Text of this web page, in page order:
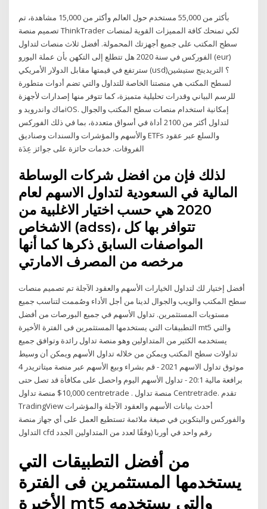
بأكثر من 55,000 مستخدم حول العالم وأكثر من 15,000 مشاهدة، تم
تصميم منصة ThinkTrader لكي تمنحك كافة المميزات القوية لمنصات
سطح المكتب على جميع أجهزتك المحمولة. أفضل ثلاث منصات لتداول
الفوركس في سنة 2020 هل تتطلع إلى التكهن بأن عملة اليورو (eur)
سترتفع في قيمتها مقابل الدولار الأمريكي (usd)؟ التريدينج ستيشين
لسطح المكتب هي منصتنا الخاصة للتداول والتي تضم أدوات متطورة
للرسم البياني وقدرات تحليلية متميزة، كما تتوفر منها إصدارات لأجهزة
ماك واندرويد وiOS. إمكانية استخدام منصات سطح المكتب والجوال
لتداول أكثر من 2100 أداة في أسواق متعددة، بما في ذلك الفوركس
والأسهم والمؤشرات والسندات وصناديق ETFs والسلع عبر عقود
الفروقات. خدمات حائزة على جوائز عِدَة
لذلك فإن من افضل شركات الوساطة
المالية في السعودية لتداول الاسهم لعام
2020 هي حسب اختيار الاغلبية من
الاشخاص (adss)، تتوافر بها كل
المواصفات السابق ذكرها كما أنها
مرخصه من المصرف الامارتي
أفضل إختيار لك لتداول الخيارات الأسهم والعقود الآجلة تم تصميم منصات
سطح المكتب والويب والجوال لدينا من أجل الأداء وصُممت لتناسب جميع
مستويات المستثمرين. تداول الأسهم في جميع البورصات من أفضل
التطبيقات التي يستخدمها المستثمرين فى الفترة الأخيرة mt5 والتي
يستخدمه الكثير من المتداولين وهو منصة تداول رائدة وتوافق جميع
تداولات سطح المكتب ويمكن من خلاله تداول الأسهم ويمكن أن وسيط
موثوق تداول الاسهم 2021 - قم بشراء وبيع الأسهم عبر منصة ميتاتريدر 4
برافعة مالية 20:1 - تداول الأسهم اليوم واحصل على مكافأة قد تصل حتى
10,000$ منصة تداول centretrade . منصة تداول Centretrade. تقدم
TradingView أحدث بيانات الأسهم والعقود الآجلة والمؤشرات
والفوركس والبتكوين في صيغة ملائمة تستطيع العمل على أي جهاز منصة
التداول cfd رقم واحد في أوربا (وفقًا لعدد من المتداولين الجدد
من أفضل التطبيقات التي
يستخدمها المستثمرين فى الفترة
الأخيرة mt5 والتي يستخدمه